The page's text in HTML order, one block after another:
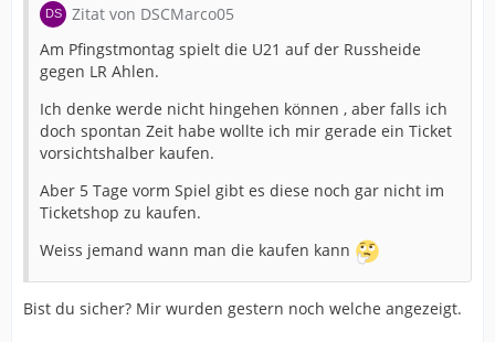
Zitat von DSCMarco05
Am Pfingstmontag spielt die U21 auf der Russheide
gegen LR Ahlen.
Ich denke werde nicht hingehen können , aber falls ich
doch spontan Zeit habe wollte ich mir gerade ein Ticket
vorsichtshalber kaufen.
Aber 5 Tage vorm Spiel gibt es diese noch gar nicht im
Ticketshop zu kaufen.
Weiss jemand wann man die kaufen kann
Bist du sicher? Mir wurden gestern noch welche angezeigt.